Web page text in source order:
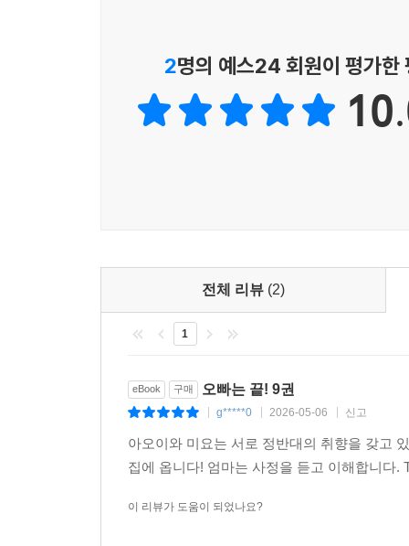
2명의 예스24 회원이 평가한
전체 리뷰 (2)
1
eBook 구매 오빠는 끝! 9권
g*****0 2026-05-06 신고
아오이와 미요는 서로 정반대의 취향을 갖고
집에 옵니다! 엄마는 사정을 듣고 이해합니다
이 리뷰가 도움이 되었나요?